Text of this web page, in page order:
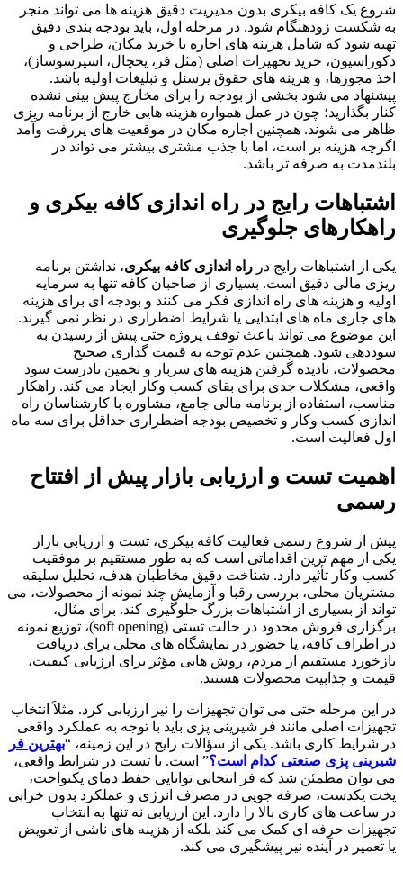
شروع یک کافه بیکری بدون مدیریت دقیق هزینه ها می تواند منجر
به شکست زودهنگام شود. در مرحله اول، باید بودجه بندی دقیق
تهیه شود که شامل هزینه های اجاره یا خرید مکان، طراحی و
دکوراسیون، خرید تجهیزات اصلی (مثل فر، یخچال، اسپرسوساز)،
اخذ مجوزها، و هزینه های حقوق پرسنل و تبلیغات اولیه باشد.
پیشنهاد می شود بخشی از بودجه را برای مخارج پیش بینی نشده
کنار بگذارید؛ چون در عمل همواره هزینه هایی خارج از برنامه ریزی
ظاهر می شوند. همچنین اجاره مکان در موقعیت های پررفت وآمد
اگرچه هزینه بر است، اما با جذب مشتری بیشتر می تواند در
بلندمدت به صرفه تر باشد.
اشتباهات رایج در راه اندازی کافه بیکری و
راهکارهای جلوگیری
یکی از اشتباهات رایج در راه اندازی کافه بیکری، نداشتن برنامه
ریزی مالی دقیق است. بسیاری از صاحبان کافه تنها به سرمایه
اولیه و هزینه های راه اندازی فکر می کنند و بودجه ای برای هزینه
های جاری ماه های ابتدایی یا شرایط اضطراری در نظر نمی گیرند.
این موضوع می تواند باعث توقف پروژه حتی پیش از رسیدن به
سوددهی شود. همچنین عدم توجه به قیمت گذاری صحیح
محصولات، نادیده گرفتن هزینه های سربار و تخمین نادرست سود
واقعی، مشکلات جدی برای بقای کسب وکار ایجاد می کند. راهکار
مناسب، استفاده از برنامه مالی جامع، مشاوره با کارشناسان راه
اندازی کسب وکار و تخصیص بودجه اضطراری حداقل برای سه ماه
اول فعالیت است.
اهمیت تست و ارزیابی بازار پیش از افتتاح
رسمی
پیش از شروع رسمی فعالیت کافه بیکری، تست و ارزیابی بازار
یکی از مهم ترین اقداماتی است که به طور مستقیم بر موفقیت
کسب وکار تأثیر دارد. شناخت دقیق مخاطبان هدف، تحلیل سلیقه
مشتریان محلی، بررسی رقبا و آزمایش چند نمونه از محصولات، می
تواند از بسیاری از اشتباهات بزرگ جلوگیری کند. برای مثال،
برگزاری فروش محدود در حالت تستی (soft opening)، توزیع نمونه
در اطراف کافه، یا حضور در نمایشگاه های محلی برای دریافت
بازخورد مستقیم از مردم، روش هایی مؤثر برای ارزیابی کیفیت،
قیمت و جذابیت محصولات هستند.
در این مرحله حتی می توان تجهیزات را نیز ارزیابی کرد. مثلاً انتخاب
تجهیزات اصلی مانند فر شیرینی پزی باید با توجه به عملکرد واقعی
در شرایط کاری باشد. یکی از سؤالات رایج در این زمینه، “بهترین فر
شیرینی پزی صنعتی کدام است؟” است. با تست در شرایط واقعی،
می توان مطمئن شد که فر انتخابی توانایی حفظ دمای یکنواخت،
پخت یکدست، صرفه جویی در مصرف انرژی و عملکرد بدون خرابی
در ساعت های کاری بالا را دارد. این ارزیابی نه تنها به انتخاب
تجهیزات حرفه ای کمک می کند بلکه از هزینه های ناشی از تعویض
یا تعمیر در آینده نیز پیشگیری می کند.